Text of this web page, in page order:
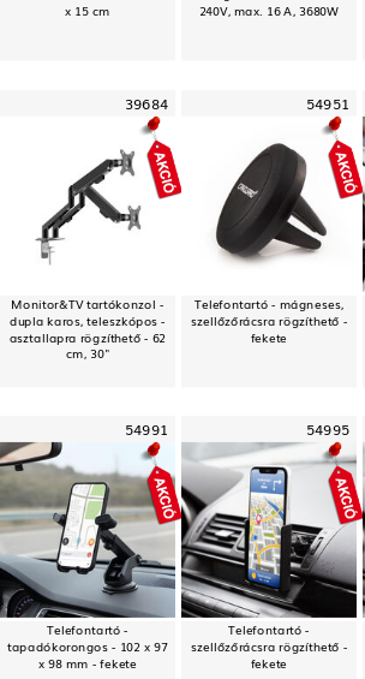
x 15 cm 240V, max. 16 A, 3680W
39684
Monitor&TV tartókonzol -
dupla karos, teleszkópos -
asztallapra rögzíthető - 62
cm, 30"
54951
Telefontartó - mágneses,
szellőzőrácsra rögzíthető -
fekete
54991
Telefontartó -
tapadókorongos - 102 x 97
x 98 mm - fekete
54995
Telefontartó -
szellőzőrácsra rögzíthető -
fekete